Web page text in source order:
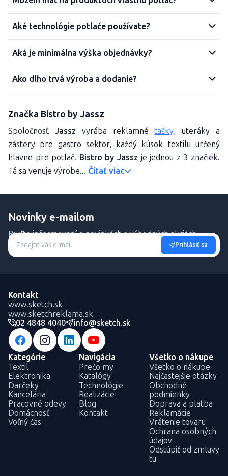
Aké technológie potlače používate?
Aká je minimálna výška objednávky?
Ako dlho trvá výroba a dodanie?
Značka Bistro by Jassz
Spoločnosť Jassz vyrába reklamnétašky, uteráky a
zástery pre gastro sektor, každý kúsok textilu určený
hlavne pre potlač. Bistro by Jassz je jednou z 3 značiek.
Tá sa venuje výrobe... Čítať viac
Novinky e-mailom
Buďte informovaní o novinkách a výhodných akciách.
Prihlásiť sa
Kontakt
www.sketch.sk
www.sketchreklama.sk
02 4848 4040
info@sketch.sk
Kategórie
Textil
Elektronika
Darčeky
Kancelária
Pracovné odevy
Domácnosť
Voľný čas
Navigácia
Prečo my
Katalógy
Technológie
Realizácie
Blog
Kontakt
Všetko o nákupe
Všetko o nákupe
Najčastejšie otázky
Obchodné
podmienky
Doprava a platba
Reklamácie
Vrátenie tovaru
Ochrana osobných
údajov
Odstúpiť od zmluvy
tu